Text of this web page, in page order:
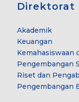
Direktorat
Akademik
Keuangan
Kemahasiswaan
Pengembangan
Riset dan
Pengembangan